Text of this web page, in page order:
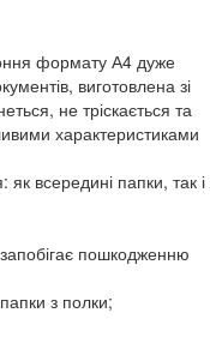
формату А4 дуже
виготовлена зі
не тріскається та
характеристиками
як всередині папки, так і
пошкодженню
з полки;